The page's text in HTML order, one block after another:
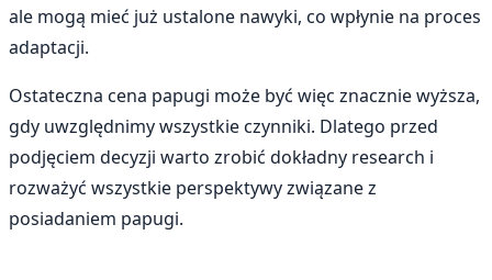
ale mogą mieć już ustalone nawyki, co wpłynie na proces
adaptacji.
Ostateczna cena papugi może być więc znacznie wyższa,
gdy uwzględnimy wszystkie czynniki. Dlatego przed
podjęciem decyzji warto zrobić dokładny research i
rozważyć wszystkie perspektywy związane z
posiadaniem papugi.